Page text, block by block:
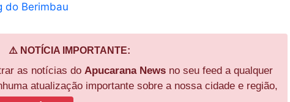
do Berimbau
⚠️ NOTÍCIA IMPORTANTE:
as notícias do Apucarana Newsno seu feed a qualquer
atualização importante sobre a nossa cidade e região,